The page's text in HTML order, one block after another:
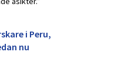
i Peru,
nu